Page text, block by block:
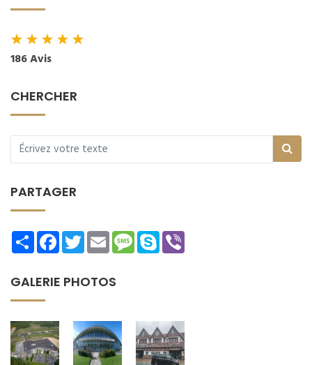
★★★★★
186 Avis
CHERCHER
PARTAGER
ShareFacebookTwitterEmailMessage
Skype
GALERIE PHOTOS